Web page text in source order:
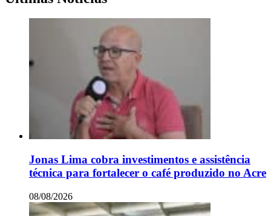
Jonas Lima cobra investimentos e assistência
técnica para fortalecer o café produzido no Acre
08/08/2026